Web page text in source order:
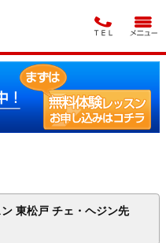
東松戸 チェ・ヘジン先